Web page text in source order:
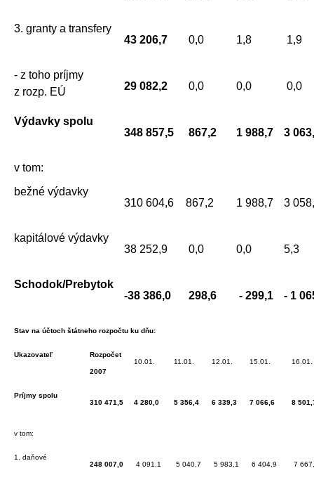
3. granty a transfery
43 206,7
0,0 1,8 1,9
- z toho príjmy
z rozp. EÚ
29 082,2 0,0 0,0 0,0
Výdavky spolu
348 857,5
867,2 1 988,7 3
v tom:
bežné výdavky
310 604,6
867,2 1 988,7 3
kapitálové výdavky
38 252,9
0,0 0,0 5,3
Schodok/Prebytok
-38 386,0
298,6 - 299,1 - 1
Stav na účtoch štátneho rozpočtu ku dňu:
Ukazovateľ Rozpočet
2007
10.01. 11.01. 12.01. 15.01. 16.01.
Príjmy spolu
310 471,5
4 280,0 5 356,4 6 339,3 7 066,6 8
v tom:
1. daňové
248 007,0
4 091,1 5 040,7 5 983,1 6 404,9 7